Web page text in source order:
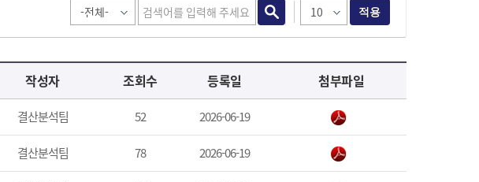
적용
작성자 조회수 등록일 첨부파일
결산분석팀 52 2026-06-19
결산분석팀 78 2026-06-19